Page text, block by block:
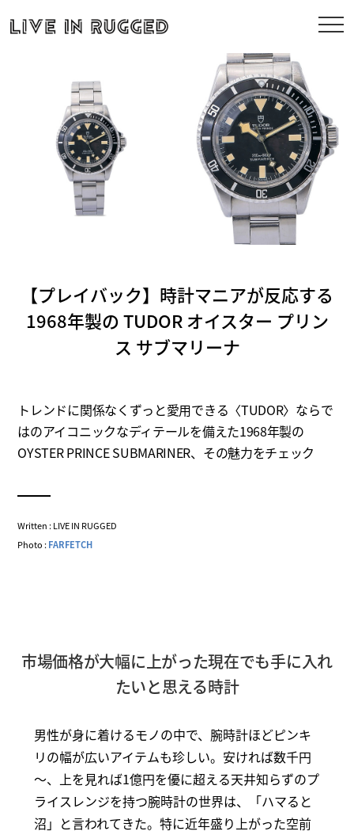
【プレイバック】時計マニアが反応する
1968年製の TUDOR オイスター プリン
ス サブマリーナ
トレンドに関係なくずっと愛用できる〈TUDOR〉ならで
はのアイコニックなディテールを備えた1968年製の
OYSTER PRINCE SUBMARINER、その魅力をチェック
Written : LIVE IN RUGGED
Photo :FARFETCH
市場価格が大幅に上がった現在でも手に入れ
たいと思える時計
男性が身に着けるモノの中で、腕時計ほどピンキ
リの幅が広いアイテムも珍しい。安ければ数千円
～、上を見れば1億円を優に超える天井知らずのプ
ライスレンジを持つ腕時計の世界は、「ハマると
沼」と言われてきた。特に近年盛り上がった空前